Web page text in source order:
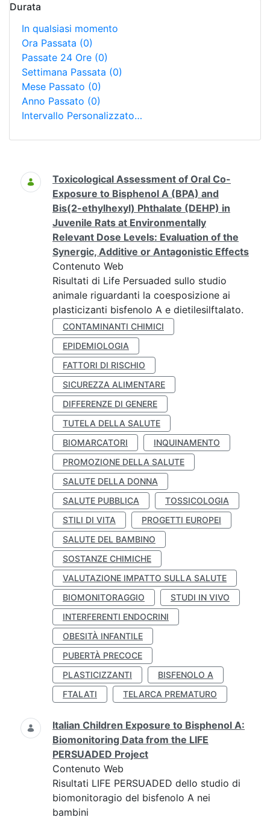
Durata
In qualsiasi momento
Ora Passata (0)
Passate 24 Ore (0)
Settimana Passata (0)
Mese Passato (0)
Anno Passato (0)
Intervallo Personalizzato…
Ricerca
Toxicological Assessment of Oral Co-
Exposure to Bisphenol A (BPA) and
Bis(2-ethylhexyl) Phthalate (DEHP) in
Juvenile Rats at Environmentally
Relevant Dose Levels: Evaluation of the
Synergic, Additive or Antagonistic Effects
Contenuto Web
Risultati di Life Persuaded sullo studio
animale riguardanti la coesposizione ai
plasticizanti bisfenolo A e dietilesilftalato.
CONTAMINANTI CHIMICI
EPIDEMIOLOGIA
FATTORI DI RISCHIO
SICUREZZA ALIMENTARE
DIFFERENZE DI GENERE
TUTELA DELLA SALUTE
BIOMARCATORI
INQUINAMENTO
PROMOZIONE DELLA SALUTE
SALUTE DELLA DONNA
SALUTE PUBBLICA
TOSSICOLOGIA
STILI DI VITA
PROGETTI EUROPEI
SALUTE DEL BAMBINO
SOSTANZE CHIMICHE
VALUTAZIONE IMPATTO SULLA SALUTE
BIOMONITORAGGIO
STUDI IN VIVO
INTERFERENTI ENDOCRINI
OBESITÀ INFANTILE
PUBERTÀ PRECOCE
PLASTICIZZANTI
BISFENOLO A
FTALATI
TELARCA PREMATURO
Italian Children Exposure to Bisphenol A:
Biomonitoring Data from the LIFE
PERSUADED Project
Contenuto Web
Risultati LIFE PERSUADED dello studio di
biomonitoragio del bisfenolo A nei
bambini